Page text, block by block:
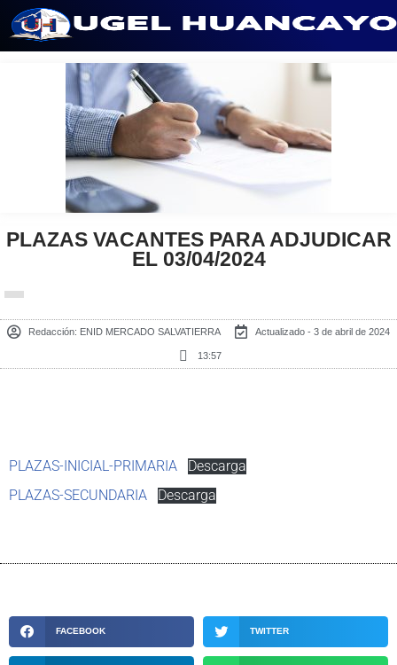
PLAZAS VACANTES PARA ADJUDICAR
EL 03/04/2024
Redacción: ENID MERCADO SALVATIERRA Actualizado - 3 de abril de 2024
13:57
PLAZAS-INICIAL-PRIMARIA
Descarga
PLAZAS-SECUNDARIA
Descarga
FACEBOOK TWITTER